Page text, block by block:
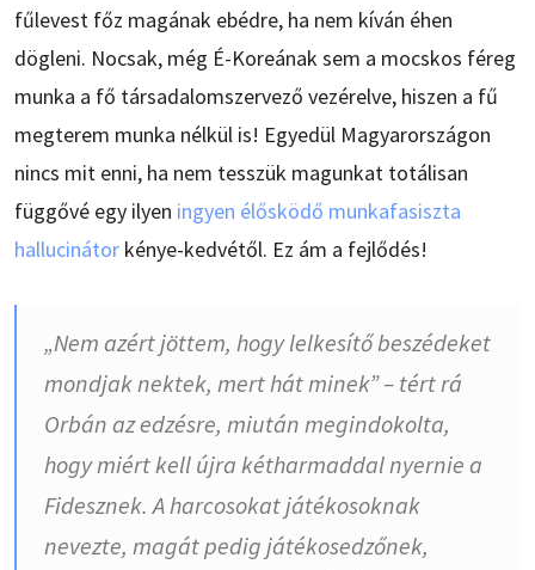
fűlevest főz magának ebédre, ha nem kíván éhen
dögleni. Nocsak, még É-Koreának sem a mocskos féreg
munka a fő társadalomszervező vezérelve, hiszen a fű
megterem munka nélkül is! Egyedül Magyarországon
nincs mit enni, ha nem tesszük magunkat totálisan
függővé egy ilyen ingyen élősködő munkafasiszta
hallucinátor kénye-kedvétől. Ez ám a fejlődés!
„Nem azért jöttem, hogy lelkesítő beszédeket
mondjak nektek, mert hát minek” – tért rá
Orbán az edzésre, miután megindokolta,
hogy miért kell újra kétharmaddal nyernie a
Fidesznek. A harcosokat játékosoknak
nevezte, magát pedig játékosedzőnek,